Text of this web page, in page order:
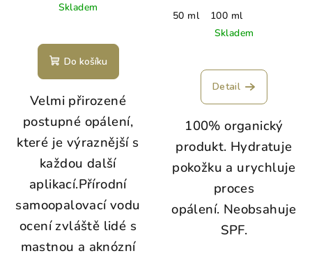
Skladem
Do košíku
Velmi přirozené
postupné opálení,
které je výraznější s
každou další
aplikací.Přírodní
samoopalovací vodu
ocení zvláště lidé s
mastnou a aknózní
50 ml
100 ml
Skladem
Detail
100% organický
produkt. Hydratuje
pokožku a urychluje
proces
opálení. Neobsahuje
SPF.